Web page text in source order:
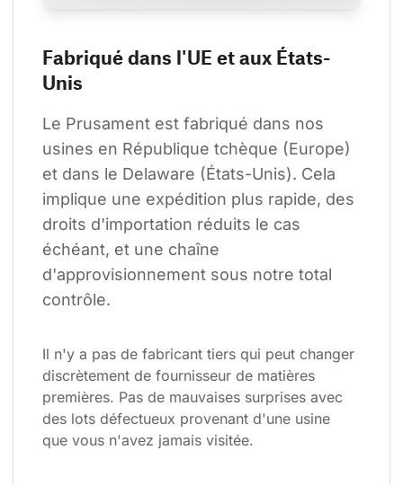
Fabriqué dans l'UE et aux États-
Unis
Le Prusament est fabriqué dans nos
usines en République tchèque (Europe)
et dans le Delaware (États-Unis). Cela
implique une expédition plus rapide, des
droits d'importation réduits le cas
échéant, et une chaîne
d'approvisionnement sous notre total
contrôle.
Il n'y a pas de fabricant tiers qui peut changer
discrètement de fournisseur de matières
premières. Pas de mauvaises surprises avec
des lots défectueux provenant d'une usine
que vous n'avez jamais visitée.